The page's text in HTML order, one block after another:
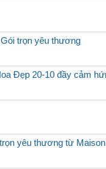
trọn yêu thương
Đẹp 20-10 đầy cảm
yêu thương từ Maison